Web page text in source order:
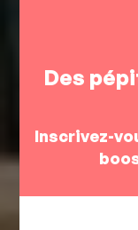
Des
Inscrivez-